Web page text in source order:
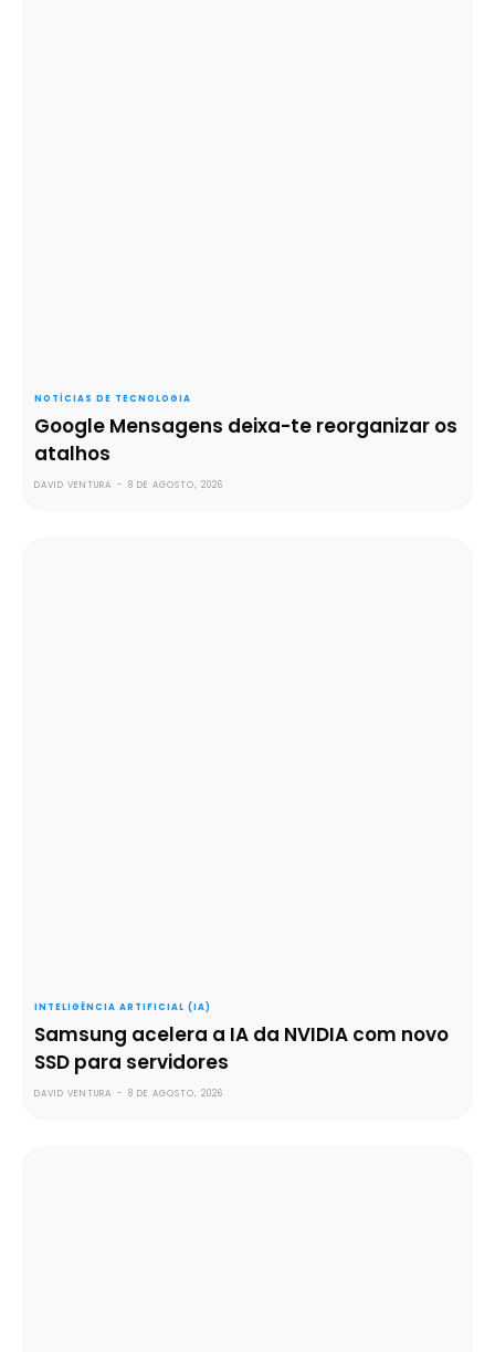
NOTÍCIAS DE TECNOLOGIA
Google Mensagens deixa-te reorganizar os
atalhos
DAVID VENTURA - 8 DE AGOSTO, 2026
INTELIGÊNCIA ARTIFICIAL (IA)
Samsung acelera a IA da NVIDIA com novo
SSD para servidores
DAVID VENTURA - 8 DE AGOSTO, 2026